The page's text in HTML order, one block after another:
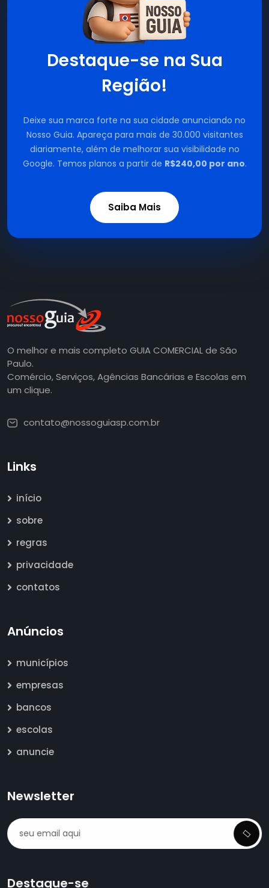
Destaque-se na Sua
Região!
Deixe sua marca forte na sua cidade anunciando no
Nosso Guia. Apareça para mais de 30.000 visitantes
diariamente, além de melhorar sua visibilidade no
Google. Temos planos a partir de R$240,00 por ano.
Saiba Mais
O melhor e mais completo GUIA COMERCIAL de São
Paulo.
Comércio, Serviços, Agências Bancárias e Escolas em
um clique.
contato@nossoguiasp.com.br
Links
início
sobre
regras
privacidade
contatos
Anúncios
municípios
empresas
bancos
escolas
anuncie
Newsletter
Destaque-se